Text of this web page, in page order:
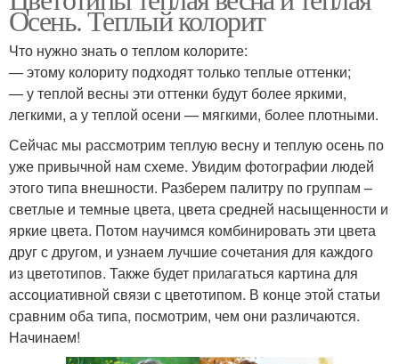
Осень. Теплый колорит
Что нужно знать о теплом колорите:
— этому колориту подходят только теплые оттенки;
— у теплой весны эти оттенки будут более яркими,
легкими, а у теплой осени — мягкими, более плотными.
Сейчас мы рассмотрим теплую весну и теплую осень по
уже привычной нам схеме. Увидим фотографии людей
этого типа внешности. Разберем палитру по группам –
светлые и темные цвета, цвета средней насыщенности и
яркие цвета. Потом научимся комбинировать эти цвета
друг с другом, и узнаем лучшие сочетания для каждого
из цветотипов. Также будет прилагаться картина для
ассоциативной связи с цветотипом. В конце этой статьи
сравним оба типа, посмотрим, чем они различаются.
Начинаем!